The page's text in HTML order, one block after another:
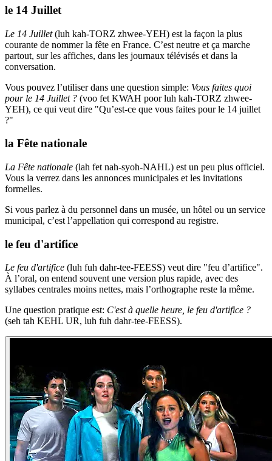
le 14 Juillet
Le 14 Juillet(luh kah-TORZ zhwee-YEH) est la façon la plus
courante de nommer la fête en France. C’est neutre et ça marche
partout, sur les affiches, dans les journaux télévisés et dans la
conversation.
Vous pouvez l’utiliser dans une question simple: Vous faites quoi
pour le 14 Juillet ? (voo fet KWAH poor luh kah-TORZ zhwee-
YEH), ce qui veut dire "Qu’est-ce que vous faites pour le 14 juillet
?"
la Fête nationale
La Fête nationale (lah fet nah-syoh-NAHL) est un peu plus officiel.
Vous la verrez dans les annonces municipales et les invitations
formelles.
Si vous parlez à du personnel dans un musée, un hôtel ou un service
municipal, c’est l’appellation qui correspond au registre.
le feu d'artifice
Le feu d'artifice (luh fuh dahr-tee-FEESS) veut dire "feu d’artifice".
À l’oral, on entend souvent une version plus rapide, avec des
syllabes centrales moins nettes, mais l’orthographe reste la même.
Une question pratique est: C'est à quelle heure, le feu d'artifice ?
(seh tah KEHL UR, luh fuh dahr-tee-FEESS).